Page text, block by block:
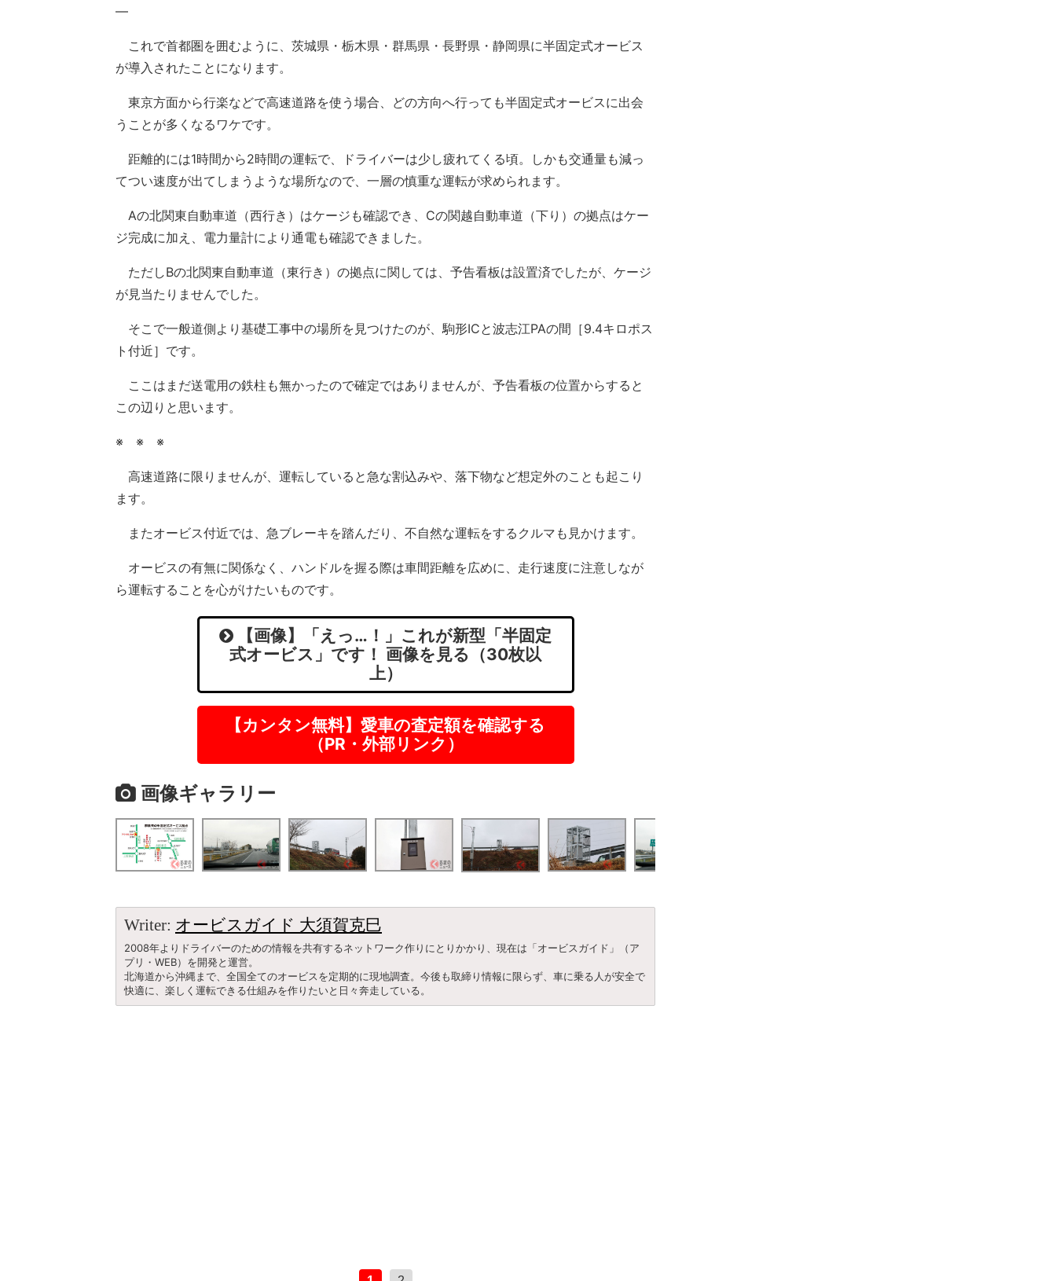
—
これで首都圏を囲むように、茨城県・栃木県・群馬県・長野県・静岡県に半固定式オービス
が導入されたことになります。
東京方面から行楽などで高速道路を使う場合、どの方向へ行っても半固定式オービスに出会
うことが多くなるワケです。
距離的には1時間から2時間の運転で、ドライバーは少し疲れてくる頃。しかも交通量も減っ
てつい速度が出てしまうような場所なので、一層の慎重な運転が求められます。
Aの北関東自動車道（西行き）はケージも確認でき、Cの関越自動車道（下り）の拠点はケー
ジ完成に加え、電力量計により通電も確認できました。
ただしBの北関東自動車道（東行き）の拠点に関しては、予告看板は設置済でしたが、ケージ
が見当たりませんでした。
そこで一般道側より基礎工事中の場所を見つけたのが、駒形ICと波志江PAの間［9.4キロポス
ト付近］です。
ここはまだ送電用の鉄柱も無かったので確定ではありませんが、予告看板の位置からすると
この辺りと思います。
※ ※ ※
高速道路に限りませんが、運転していると急な割込みや、落下物など想定外のことも起こり
ます。
またオービス付近では、急ブレーキを踏んだり、不自然な運転をするクルマも見かけます。
オービスの有無に関係なく、ハンドルを握る際は車間距離を広めに、走行速度に注意しなが
ら運転することを心がけたいものです。
【画像】「えっ…！」これが新型「半固定
式オービス」です！ 画像を見る（30枚以
上）
【カンタン無料】愛車の査定額を確認する
（PR・外部リンク）
画像ギャラリー
Writer: オービスガイド 大須賀克巳
2008年よりドライバーのための情報を共有するネットワーク作りにとりかかり、現在は「オービスガイド」（ア
プリ・WEB）を開発と運営。
北海道から沖縄まで、全国全てのオービスを定期的に現地調査。今後も取締り情報に限らず、車に乗る人が安全で
快適に、楽しく運転できる仕組みを作りたいと日々奔走している。